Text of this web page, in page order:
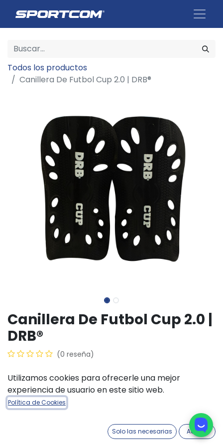
Todos los productos
Canillera De Futbol Cup 2.0 | DRB®
Canillera De Futbol Cup 2.0 |
DRB®
(0 reseña)
$6.000,00
TALLE ACCESORIOS
Utilizamos cookies para ofrecerle una mejor
experiencia de usuario en este sitio web.
Política de Cookies
Solo las necesarias Acepto